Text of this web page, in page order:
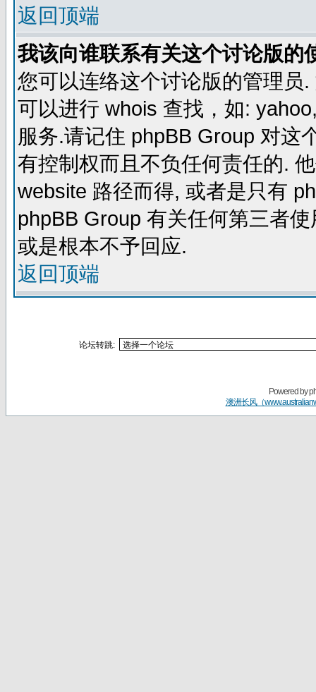
返回顶端
我该向谁联系有关这个讨论版的
您可以连络这个讨论版的管理员
可以进行 whois 查找，如:
服务.请记住 phpBB Group 对这
有控制权而且不负任何责任的.
website 路径而得, 或者是只有
phpBB Group 有关任何第三者
或是根本不予回应.
返回顶端
论坛转跳:
Powered by
澳洲长风（